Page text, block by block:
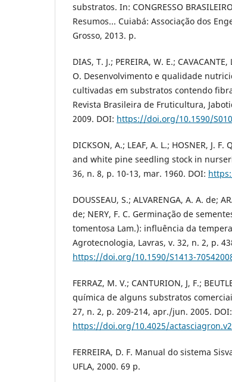
substratos. In: CONGRESSO
Resumos... Cuiabá: Associação dos
Grosso, 2013. p.
DIAS, T. J.; PEREIRA, W. E.;
O. Desenvolvimento e qualidade
cultivadas em substratos contendo
Revista Brasileira de Fruticultura,
2009. DOI: https://doi.org/10.1590/
DICKSON, A.; LEAF, A. L.; HOSNER, J.
and white pine seedling stock in
36, n. 8, p. 10-13, mar. 1960. DOI:
DOUSSEAU, S.; ALVARENGA, A. A. de;
de; NERY, F. C. Germinação de
tomentosa Lam.): influência da
Agrotecnologia, Lavras, v. 32, n. 2, p.
https://doi.org/10.1590/S1413-
FERRAZ, M. V.; CANTURION, J, F.;
química de alguns substratos
27, n. 2, p. 209-214, apr./jun. 2005. DOI:
https://doi.org/10.4025/
FERREIRA, D. F. Manual do sistema
UFLA, 2000. 69 p.